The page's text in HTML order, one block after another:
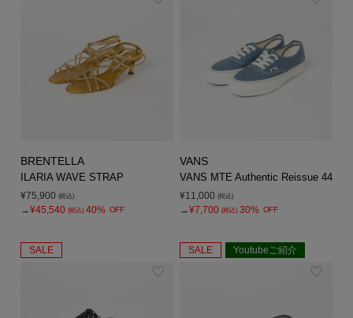
BRENTELLA
ILARIA WAVE STRAP
¥75,900 (税込)
→¥45,540 (税込) 40% OFF
VANS
VANS MTE Authentic Reissue 44
¥11,000 (税込)
→¥7,700 (税込) 30% OFF
SALE SALE Youtubeご紹介